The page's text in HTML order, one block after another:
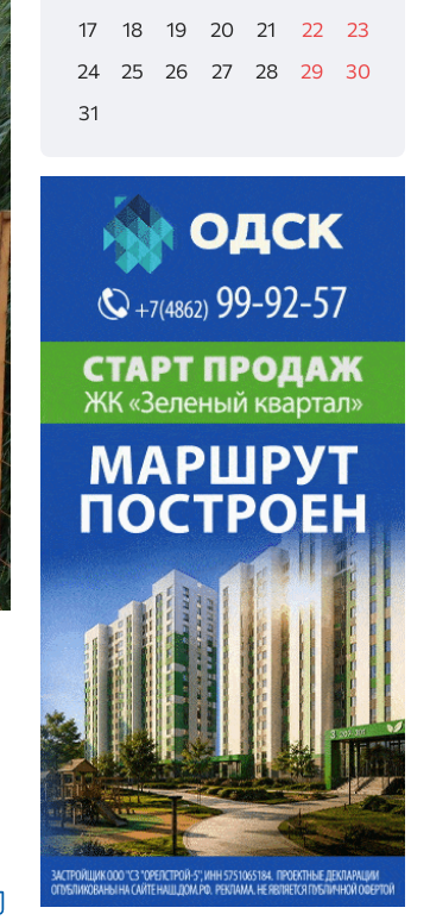
17
18 19 20 21 22
23
24
25 26 27 28 29
30
31